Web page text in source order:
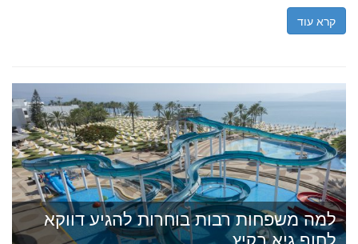
קרא עוד
למה משפחות רבות בוחרות להגיע דווקא